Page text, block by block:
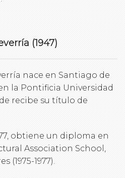
(1947)
nace en Santiago de
la Pontificia Universidad
recibe su título de
obtiene un diploma en
Association School,
(1975-1977).